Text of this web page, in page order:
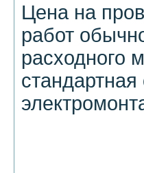
Цена на
работ
расходного